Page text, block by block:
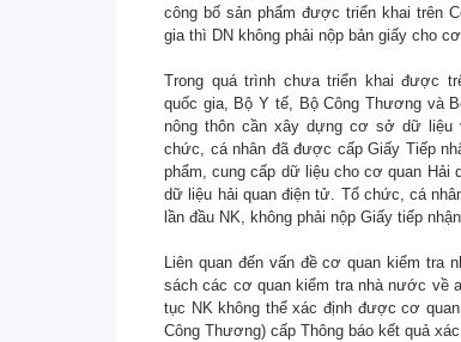
công bố sản phẩm được triển khai trên
gia thì DN không phải nộp bản giấy cho cơ
Trong quá trình chưa triển khai được
quốc gia, Bộ Y tế, Bộ Công Thương và
nông thôn cần xây dựng cơ sở dữ liệu
chức, cá nhân đã được cấp Giấy Tiếp
phẩm, cung cấp dữ liệu cho cơ quan Hải
dữ liệu hải quan điện tử. Tổ chức, cá
lần đầu NK, không phải nộp Giấy tiếp
Liên quan đến vấn đề cơ quan kiểm tra
sách các cơ quan kiểm tra nhà nước về
tục NK không thể xác định được cơ
Công Thương) cấp Thông báo kết quả